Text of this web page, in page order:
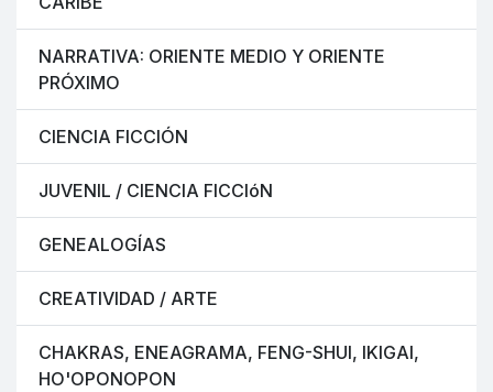
NARRATIVA: ORIENTE MEDIO Y ORIENTE
PRÓXIMO
CIENCIA FICCIÓN
JUVENIL / CIENCIA FICCIóN
GENEALOGÍAS
CREATIVIDAD / ARTE
CHAKRAS, ENEAGRAMA, FENG-SHUI, IKIGAI,
HO'OPONOPON